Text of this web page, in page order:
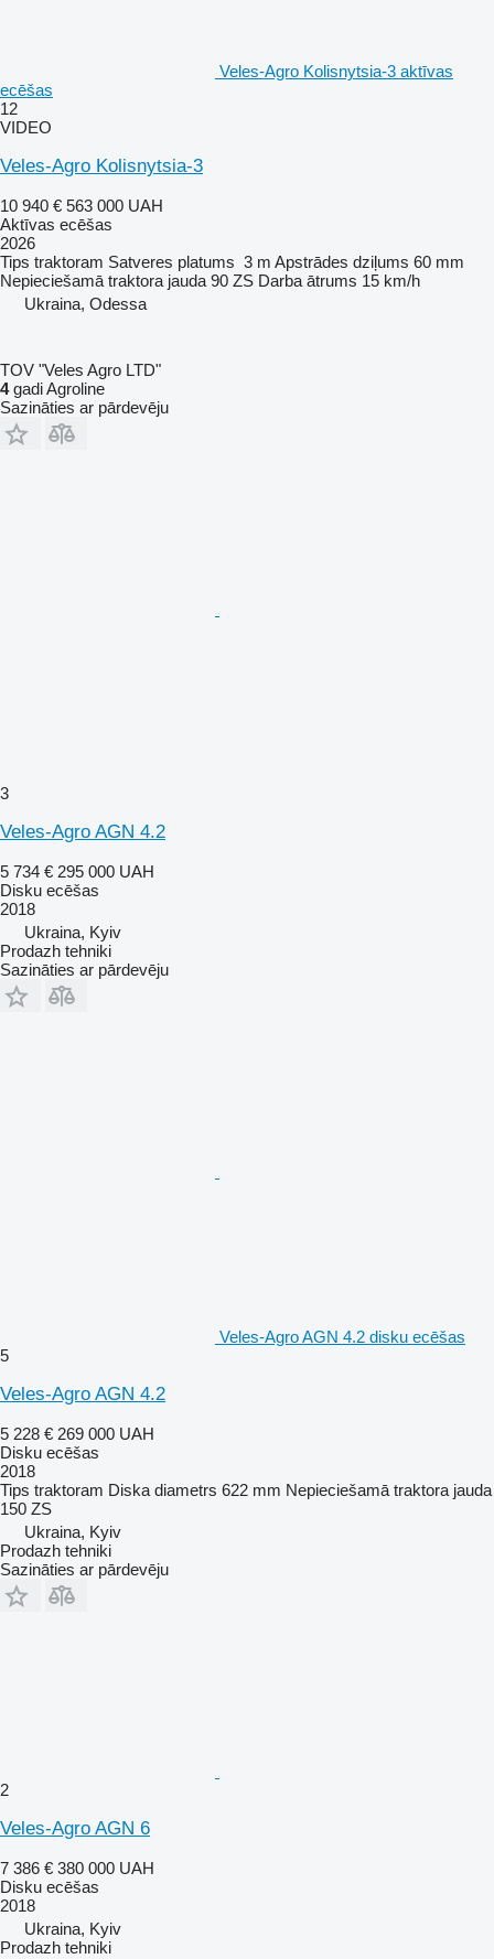
Veles-Agro Kolisnytsia-3 aktīvas
ecēšas
12
VIDEO
Veles-Agro Kolisnytsia-3
10 940 € 563 000 UAH
Aktīvas ecēšas
2026
Tips traktoram Satveres platums 3 m Apstrādes dziļums 60 mm
Nepieciešamā traktora jauda 90 ZS Darba ātrums 15 km/h
Ukraina, Odessa
TOV "Veles Agro LTD"
4gadi Agroline
Sazināties ar pārdevēju
3
Veles-Agro AGN 4.2
5 734 € 295 000 UAH
Disku ecēšas
2018
Ukraina, Kyiv
Prodazh tehniki
Sazināties ar pārdevēju
Veles-Agro AGN 4.2 disku ecēšas
5
Veles-Agro AGN 4.2
5 228 € 269 000 UAH
Disku ecēšas
2018
Tips traktoram Diska diametrs 622 mm Nepieciešamā traktora jauda
150 ZS
Ukraina, Kyiv
Prodazh tehniki
Sazināties ar pārdevēju
2
Veles-Agro AGN 6
7 386 € 380 000 UAH
Disku ecēšas
2018
Ukraina, Kyiv
Prodazh tehniki